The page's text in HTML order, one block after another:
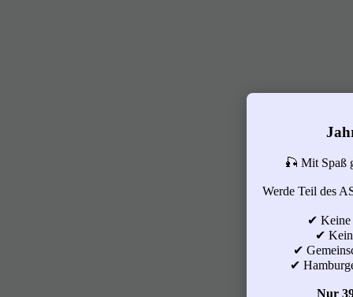
🎣 Mit Spaß
Werde Teil des
✔ Keine
✔
✔
✔
Nur